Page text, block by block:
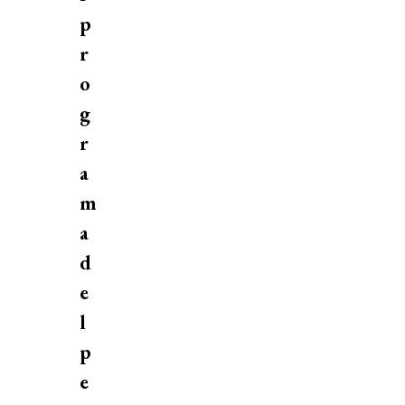
p
r
o
g
r
a
m
a
d
e
l
p
e